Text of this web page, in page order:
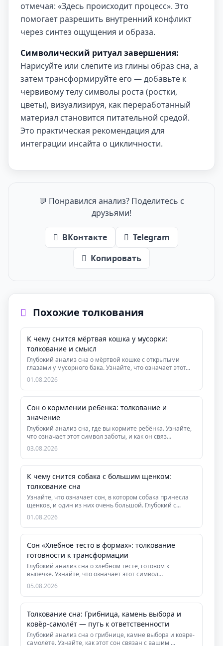
отмечая: «Здесь происходит процесс». Это
помогает разрешить внутренний конфликт
через синтез ощущения и образа.
Символический ритуал завершения:
Нарисуйте или слепите из глины образ сна, а
затем трансформируйте его — добавьте к
червивому телу символы роста (ростки,
цветы), визуализируя, как переработанный
материал становится питательной средой.
Это практическая рекомендация для
интеграции инсайта о цикличности.
💬 Понравился анализ? Поделитесь с
друзьями!
ВКонтакте
Telegram
Копировать
Похожие толкования
К чему снится мёртвая кошка у мусорки:
толкование и смысл
Глубокий анализ сна о мёртвой кошке с открытыми
глазами у мусорного бака. Узнайте, что означает этот...
01.08.2026
Сон о кормлении ребёнка: толкование и
значение
Глубокий анализ сна, где вы кормите ребёнка. Узнайте,
что означает этот символ заботы, и как он связ...
03.08.2026
К чему снится собака с большим щенком:
толкование сна
Узнайте, что означает сон, в котором собака принесла
щенков, и один из них очень большой. Глубокий с...
01.08.2026
Сон «Хлебное тесто в формах»: толкование
готовности к трансформации
Глубокий анализ сна о хлебном тесте, готовом к
выпечке. Узнайте, что означает этот символ
завершения...
05.08.2026
Толкование сна: Грибница, камень выбора и
ковёр-самолёт — путь к ответственности
Глубокий анализ сна о грибнице, камне выбора и ковре-
самолёте. Узнайте, как этот сон связан с вашим ...